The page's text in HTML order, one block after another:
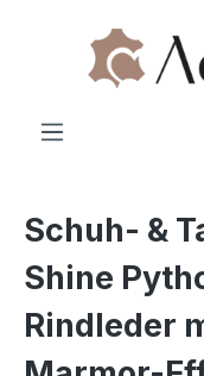
Zum Hauptinhalt
Schuh- &
Shine
Rindleder